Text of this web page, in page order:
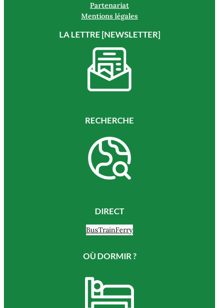
Partenariat
Mentions légales
LA LETTRE [NEWSLETTER]
RECHERCHE
DIRECT
BusTrainFerry
OÙ DORMIR ?